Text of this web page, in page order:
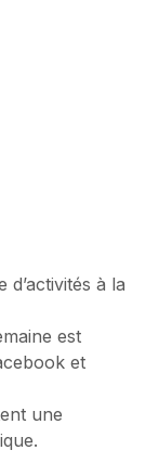
d’activités à la
est
et
une